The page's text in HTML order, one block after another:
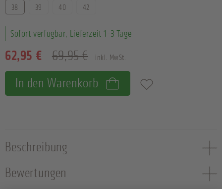
62,95 € 69,95 € inkl. MwSt.
Sofort verfügbar, Lieferzeit 1-3 Tage
Größe
38 39 40 42
In den Warenkorb Zum Merkzettel hinzufügen
Beschreibung
Bewertungen